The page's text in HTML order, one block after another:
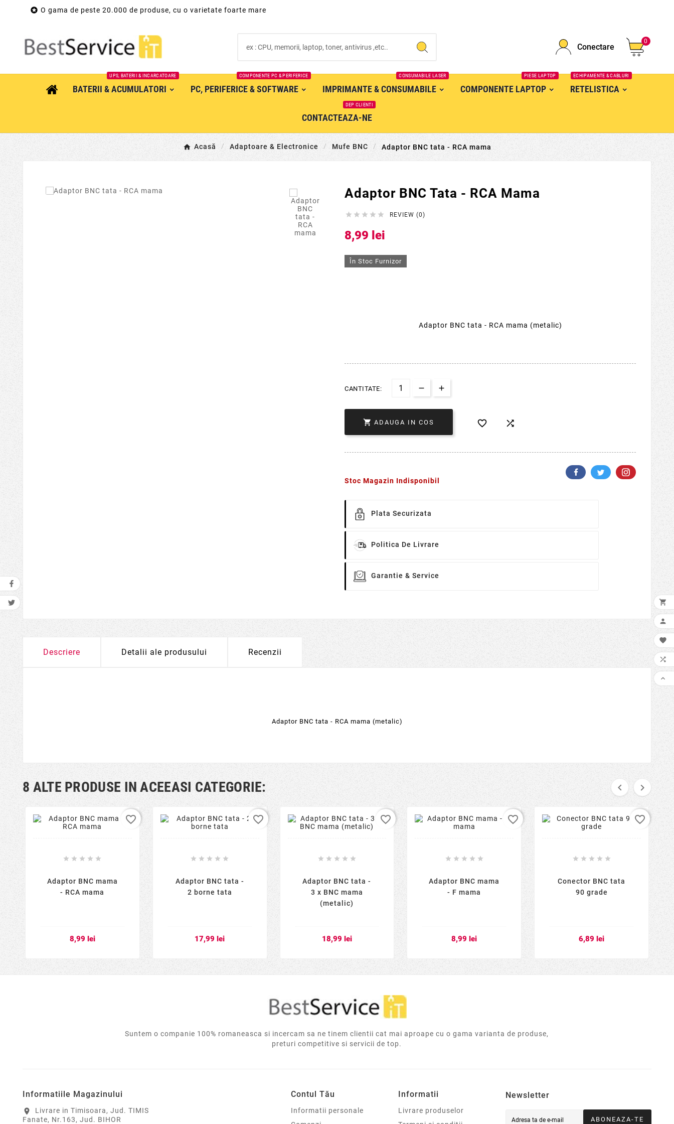
 O gama de peste 20.000 de produse, cu o varietate foarte mare
Conectare
0
BATERII & ACUMULATORI
UPS, BATERII & INCARCATOARE
PC, PERIFERICE & SOFTWARE
COMPONENTE PC & PERIFERICE
IMPRIMANTE & CONSUMABILE
CONSUMABILE LASER
COMPONENTE LAPTOP
PIESE LAPTOP
RETELISTICA
ECHIPAMENTE & CABLURI
CONTACTEAZA-NE
DEP CLIENTI
Acasă Adaptoare & Electronice Mufe BNC Adaptor BNC tata - RCA mama
Adaptor BNC Tata - RCA Mama
     REVIEW (0)
8,99 lei
În Stoc Furnizor
Adaptor BNC tata - RCA mama (metalic)
CANTITATE:
 ADAUGA IN COS  
Stoc Magazin Indisponibil
Plata Securizata
Politica De Livrare
Garantie & Service
Descriere Detalii ale produsului Recenzii
Adaptor BNC tata - RCA mama (metalic)
8 ALTE PRODUSE IN ACEEASI CATEGORIE:  
    
Adaptor BNC mama
- RCA mama
8,99 lei
favorite_border
    
Adaptor BNC tata -
2 borne tata
17,99 lei
favorite_border
    
Adaptor BNC tata -
3 x BNC mama
(metalic)
18,99 lei
favorite_border
    
Adaptor BNC mama
- F mama
8,99 lei
favorite_border
    
Conector BNC tata
90 grade
6,89 lei
favorite_border
Suntem o companie 100% romaneasca si incercam sa ne tinem clientii cat mai aproape cu o gama varianta de produse,
preturi competitive si servicii de top.
Informatiile Magazinului
location_on
Livrare in Timisoara, Jud. TIMIS
Fanate, Nr.163, Jud. BIHOR
Contul Tău
Informatii personale
Informatii
Livrare produselor
Newsletter
ABONEAZA-TE




